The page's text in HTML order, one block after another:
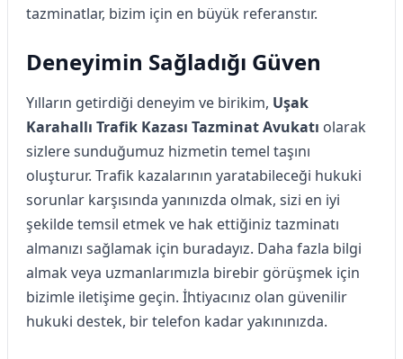
tazminatlar, bizim için en büyük referanstır.
Deneyimin Sağladığı Güven
Yılların getirdiği deneyim ve birikim, Uşak
Karahallı Trafik Kazası Tazminat Avukatı olarak
sizlere sunduğumuz hizmetin temel taşını
oluşturur. Trafik kazalarının yaratabileceği hukuki
sorunlar karşısında yanınızda olmak, sizi en iyi
şekilde temsil etmek ve hak ettiğiniz tazminatı
almanızı sağlamak için buradayız. Daha fazla bilgi
almak veya uzmanlarımızla birebir görüşmek için
bizimle iletişime geçin. İhtiyacınız olan güvenilir
hukuki destek, bir telefon kadar yakınınızda.